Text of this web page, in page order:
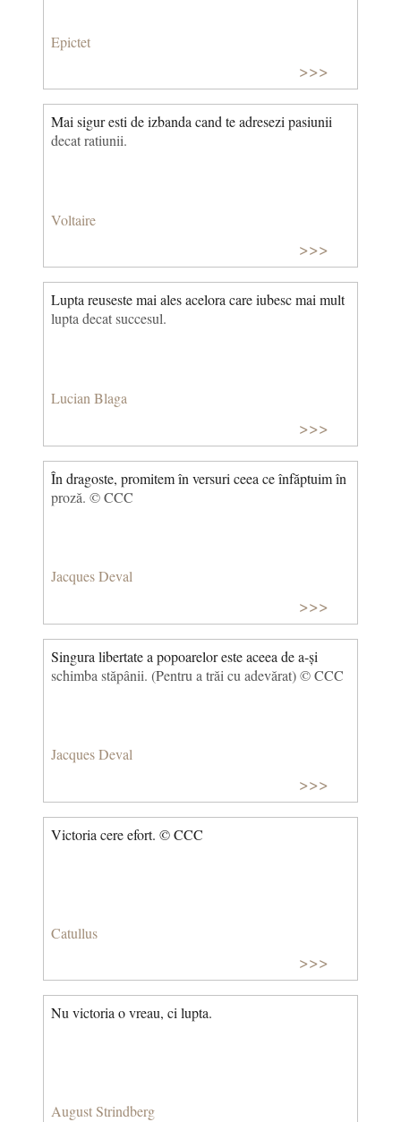
Epictet
>>>
Mai sigur esti de izbanda cand te adresezi pasiunii
decat ratiunii.
Voltaire
>>>
Lupta reuseste mai ales acelora care iubesc mai mult
lupta decat succesul.
Lucian Blaga
>>>
În dragoste, promitem în versuri ceea ce înfăptuim în
proză. © CCC
Jacques Deval
>>>
Singura libertate a popoarelor este aceea de a-și
schimba stăpânii. (Pentru a trăi cu adevărat) © CCC
Jacques Deval
>>>
Victoria cere efort. © CCC
Catullus
>>>
Nu victoria o vreau, ci lupta.
August Strindberg